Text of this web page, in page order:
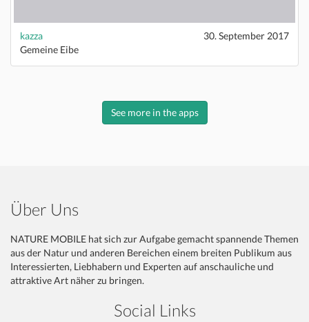
kazza
30. September 2017
Gemeine Eibe
See more in the apps
Über Uns
NATURE MOBILE hat sich zur Aufgabe gemacht spannende Themen
aus der Natur und anderen Bereichen einem breiten Publikum aus
Interessierten, Liebhabern und Experten auf anschauliche und
attraktive Art näher zu bringen.
Social Links